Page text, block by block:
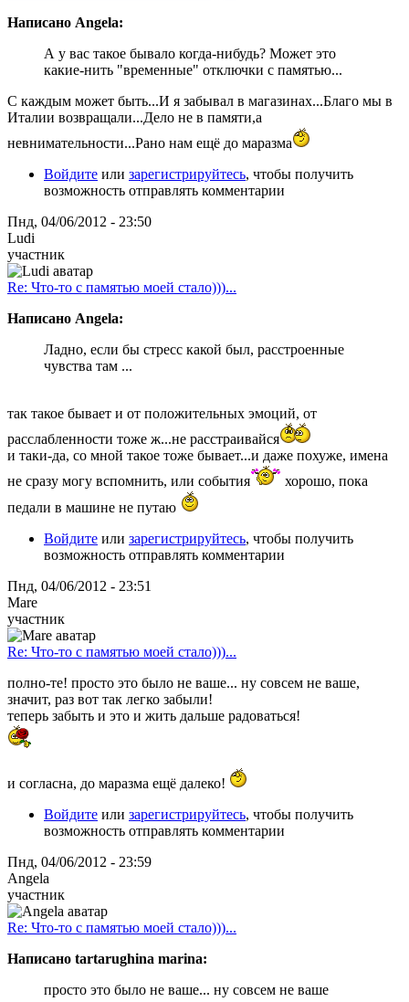
Написано Angela:
А у вас такое бывало когда-нибудь? Может это
какие-нить "временные" отключки с памятью...
С каждым может быть...И я забывал в магазинах...Благо мы в
Италии возвращали...Дело не в памяти,а
невнимательности...Рано нам ещё до маразма
Войдите или зарегистрируйтесь, чтобы получить
возможность отправлять комментарии
Пнд, 04/06/2012 - 23:50
Ludi
участник
Re: Что-то с памятью моей стало)))...
Написано Angela:
Ладно, если бы стресс какой был, расстроенные
чувства там ...
так такое бывает и от положительных эмоций, от
расслабленности тоже ж...не расстраивайся
и таки-да, со мной такое тоже бывает...и даже похуже, имена
не сразу могу вспомнить, или события
хорошо, пока
педали в машине не путаю
Войдите или зарегистрируйтесь, чтобы получить
возможность отправлять комментарии
Пнд, 04/06/2012 - 23:51
Mare
участник
Re: Что-то с памятью моей стало)))...
полно-те! просто это было не ваше... ну совсем не ваше,
значит, раз вот так легко забыли!
теперь забыть и это и жить дальше радоваться!
и согласна, до маразма ещё далеко!
Войдите или зарегистрируйтесь, чтобы получить
возможность отправлять комментарии
Пнд, 04/06/2012 - 23:59
Angela
участник
Re: Что-то с памятью моей стало)))...
Написано tartarughina marina:
просто это было не ваше... ну совсем не ваше